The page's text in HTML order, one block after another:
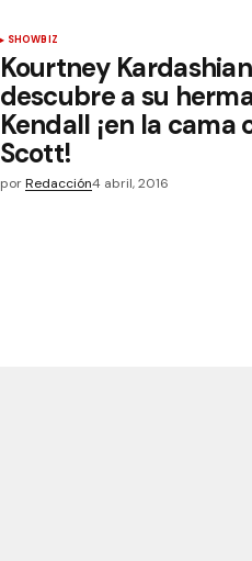
SHOWBIZ
Kourtney Kardashian
descubre a su
Kendall ¡en la cama
Scott!
por Redacción4 abril, 2016